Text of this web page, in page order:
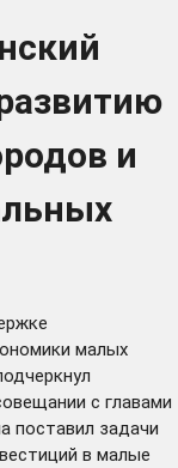
и
малых
с главами
поставил задачи
в малые